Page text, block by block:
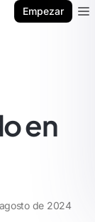
Empezar
en
de 2024